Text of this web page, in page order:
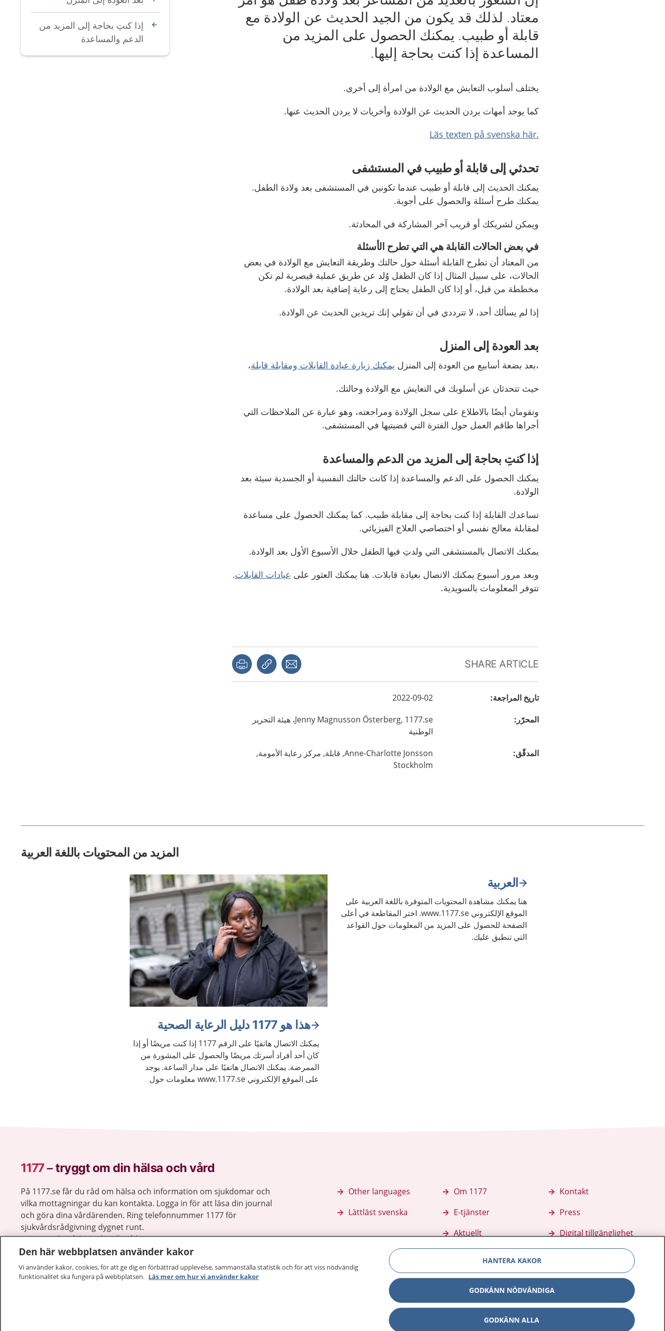
معتاد. لذلك قد يكون من الجيد الحديث عن الولادة مع
قابلة أو طبيب. يمكنك الحصول على المزيد من
المساعدة إذا كنت بحاجة إليها.
يختلف أسلوب التعايش مع الولادة من امرأة إلى أخرى.
كما يوجد أمهات يردن الحديث عن الولادة وأخريات لا يردن الحديث عنها.
.Läs texten på svenska här
تحدثي إلى قابلة أو طبيب في المستشفى
يمكنك الحديث إلى قابلة أو طبيب عندما تكونين في المستشفى بعد ولادة الطفل.
يمكنك طرح أسئلة والحصول على أجوبة.
ويمكن لشريكك أو قريب آخر المشاركة في المحادثة.
في بعض الحالات القابلة هي التي تطرح الأسئلة
من المعتاد أن تطرح القابلة أسئلة حول حالتك وطريقة التعايش مع الولادة في بعض
الحالات، على سبيل المثال إذا كان الطفل وُلد عن طريق عملية قيصرية لم تكن
مخططة من قبل، أو إذا كان الطفل يحتاج إلى رعاية إضافية بعد الولادة.
إذا لم يسألك أحد، لا تترددي في أن تقولي إنك تريدين الحديث عن الولادة.
بعد العودة إلى المنزل
،بعد بضعة أسابيع من العودة إلى المنزل يمكنك زيارة عيادة القابلات ومقابلة قابلة،
حيث تتحدثان عن أسلوبك في التعايش مع الولادة وحالتك.
وتقومان أيضًا بالاطلاع على سجل الولادة ومراجعته، وهو عبارة عن الملاحظات التي
أجراها طاقم العمل حول الفترة التي قضيتيها في المستشفى.
إذا كنتِ بحاجة إلى المزيد من الدعم والمساعدة
يمكنك الحصول على الدعم والمساعدة إذا كانت حالتك النفسية أو الجسدية سيئة بعد
الولادة.
تساعدك القابلة إذا كنت بحاجة إلى مقابلة طبيب. كما يمكنك الحصول على مساعدة
لمقابلة معالج نفسي أو اختصاصي العلاج الفيزيائي.
يمكنك الاتصال بالمستشفى التي ولدتِ فيها الطفل خلال الأسبوع الأول بعد الولادة.
وبعد مرور أسبوع يمكنك الاتصال بعيادة قابلات. هنا يمكنك العثور على عيادات القابلات.
تتوفر المعلومات بالسويدية.
SHARE ARTICLE
Share with a friend
Copy link
تاريخ المراجعة:
2022-09-02
المحرّر :
Jenny Magnusson Österberg,
1177.se، هيئة التحرير
الوطنية
المدقّق:
Anne-Charlotte Jonsson, قابلة, مركز رعاية الأمومة,
Stockholm
إذا كنتِ بحاجة إلى المزيد من
الدعم والمساعدة
المزيد من المحتويات باللغة العربية
العربية
هنا يمكنك مشاهدة المحتويات المتوفرة باللغة العربية على
الموقع الإلكتروني www.1177.se. اختر المقاطعة في أعلى
الصفحة للحصول على المزيد من المعلومات حول القواعد
التي تنطبق عليك.
هذا هو 1177 دليل الرعاية الصحية
يمكنك الاتصال هاتفيًا على الرقم 1177 إذا كنت مريضًا أو إذا
كان أحد أفراد أسرتك مريضًا والحصول على المشورة من
الممرضة. يمكنك الاتصال هاتفيًا على مدار الساعة. يوجد
على الموقع الإلكتروني www.1177.se معلومات حول
1177–tryggt om din hälsa och vård
På 1177.se får du råd om hälsa och information om sjukdomar och
vilka mottagningar du kan kontakta. Logga in för att läsa din journal
och göra dina vårdärenden. Ring telefonnummer 1177 för
sjukvårdsrådgivning dygnet runt.
1177 ger dig råd när du vill må bättre.
Other languages
Lättläst svenska
Om 1177
E-tjänster
Aktuellt
Kontakt
Press
Digital tillgänglighet
Inställningar för kakor
Den här webbplatsen använder kakor
Vi använder kakor, cookies, för att ge dig en förbättrad upplevelse, sammanställa statistik och för att viss nödvändig
funktionalitet ska fungera på webbplatsen. Läs mer om hur vi använder kakor
HANTERA KAKOR
GODKÄNN NÖDVÄNDIGA
GODKÄNN ALLA